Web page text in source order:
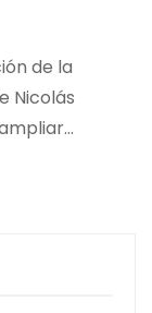
de la
Nicolás